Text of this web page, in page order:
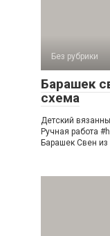
Без рубрики
Барашек
схема
Детский
Ручная работа
Барашек Свен из